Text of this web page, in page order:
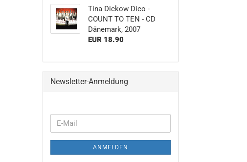
Tina Dickow Dico -
COUNT TO TEN - CD
Dänemark, 2007
EUR 18.90
Newsletter-Anmeldung
WEITER
ZUR
NEWSLETTER-
ANMELDUNG
E-
Mail
ANMELDEN